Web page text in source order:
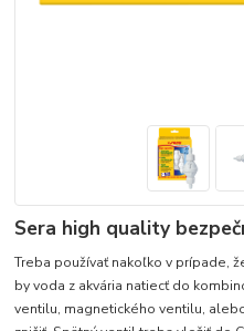
Sera high quality
Treba používať nakoľko v prípade,
by voda z akvária natiecť do
ventilu, magnetického ventilu,